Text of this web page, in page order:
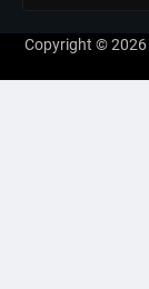
Copyright © 2026